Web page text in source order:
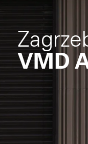
VMD